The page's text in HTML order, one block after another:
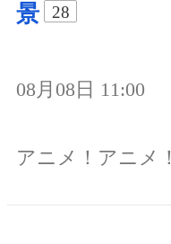
景
28
08月08日 11:00
アニメ！アニメ！